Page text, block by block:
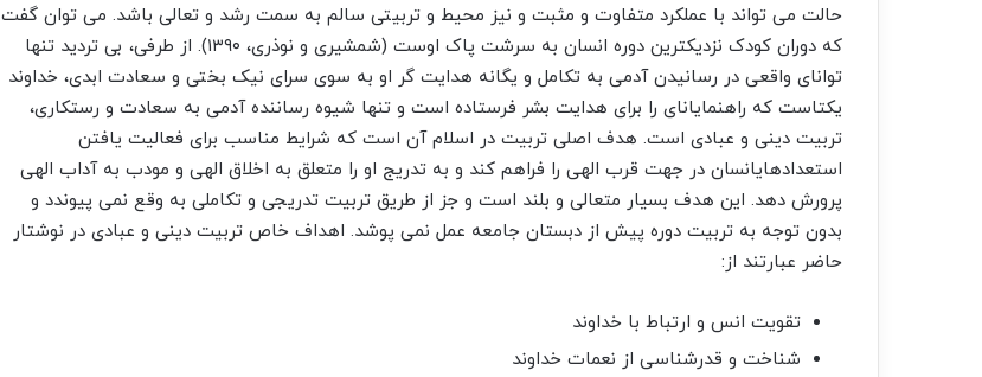
حالت می تواند با عملکرد متفاوت و مثبت و نیز محیط و تربیتی سالم به سمت رشد و تعالی باشد. می توان گفت
که دوران کودک نزدیکترین دوره انسان به سرشت پاک اوست (شمشیری و نوذری، ۱۳۹۰). از طرفی، بی تردید تنها
توانای واقعی در رسانیدن آدمی به تکامل و یگانه هدایت گر او به سوی سرای نیک بختی و سعادت ابدی، خداوند
یکتاست که راهنمایانای را برای هدایت بشر فرستاده است و تنها شیوه رساننده آدمی به سعادت و رستکاری،
تربیت دینی و عبادی است. هدف اصلی تربیت در اسلام آن است که شرایط مناسب برای فعالیت یافتن
استعدادهایانسان در جهت قرب الهی را فراهم کند و به تدریج او را متعلق به اخلاق الهی و مودب به آداب الهی
پرورش دهد. این هدف بسیار متعالی و بلند است و جز از طریق تربیت تدریجی و تکاملی به وقع نمی پیوندد و
بدون توجه به تربیت دوره پیش از دبستان جامعه عمل نمی پوشد. اهداف خاص تربیت دینی و عبادی در نوشتار
حاضر عبارتند از:
تقویت انس و ارتباط با خداوند
شناخت و قدرشناسی از نعمات خداوند